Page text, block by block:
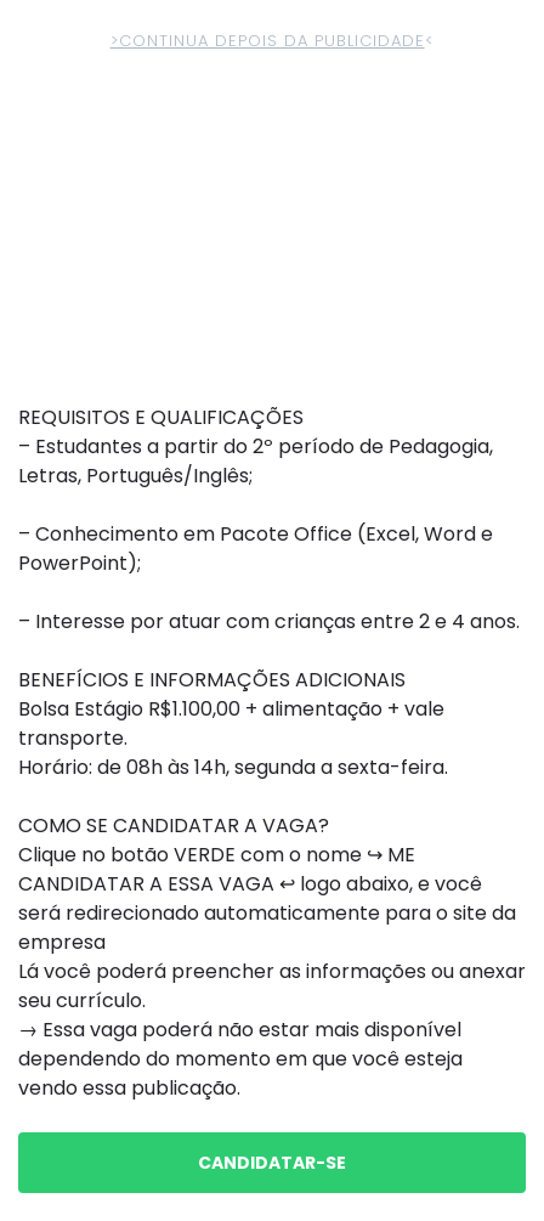
>CONTINUA DEPOIS DA PUBLICIDADE<
REQUISITOS E QUALIFICAÇÕES
– Estudantes a partir do 2º período de Pedagogia,
Letras, Português/Inglês;
– Conhecimento em Pacote Office (Excel, Word e
PowerPoint);
– Interesse por atuar com crianças entre 2 e 4 anos.
BENEFÍCIOS E INFORMAÇÕES ADICIONAIS
Bolsa Estágio R$1.100,00 + alimentação + vale
transporte.
Horário: de 08h às 14h, segunda a sexta-feira.
COMO SE CANDIDATAR A VAGA?
Clique no botão VERDE com o nome ↪ ME
CANDIDATAR A ESSA VAGA ↩ logo abaixo, e você
será redirecionado automaticamente para o site da
empresa
Lá você poderá preencher as informações ou anexar
seu currículo.
→ Essa vaga poderá não estar mais disponível
dependendo do momento em que você esteja
vendo essa publicação.
CANDIDATAR-SE